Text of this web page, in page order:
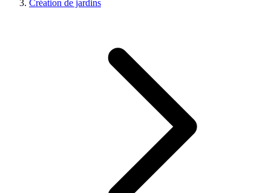
Création de jardins